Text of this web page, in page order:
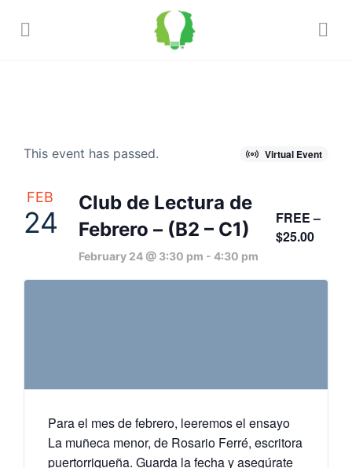
Virtual Event
This event has passed.
FEB
24
Club de Lectura de
Febrero – (B2 – C1)
February 24 @ 3:30 pm - 4:30 pm
FREE –
$25.00
Para el mes de febrero, leeremos el ensayo
La muñeca menor, de Rosario Ferré, escritora
puertorriqueña. Guarda la fecha y asegúrate